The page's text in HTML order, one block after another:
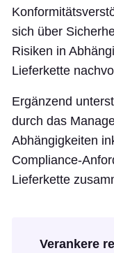
sich über
Risiken in
Lieferkette
Ergänzend
durch das
Abhängigkeiten
Compliance-
Lieferkette
Verankere